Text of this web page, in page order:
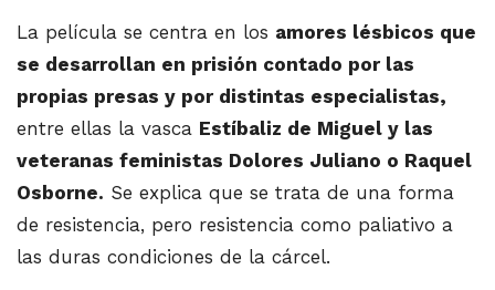
La película se centra en los amores lésbicos que
se desarrollan en prisión contado por las
propias presas y por distintas especialistas,
entre ellas la vasca Estíbaliz de Miguel y las
veteranas feministas Dolores Juliano o Raquel
Osborne. Se explica que se trata de una forma
de resistencia, pero resistencia como paliativo a
las duras condiciones de la cárcel.